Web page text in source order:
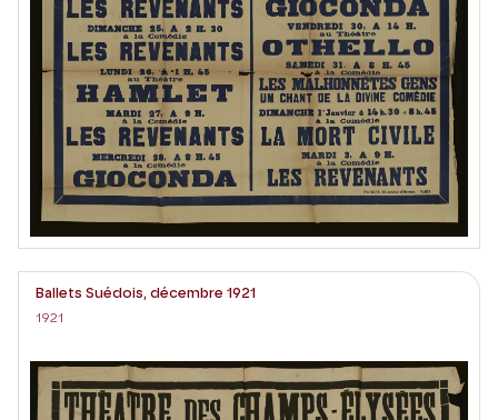
Ballets Suédois, décembre 1921
1921